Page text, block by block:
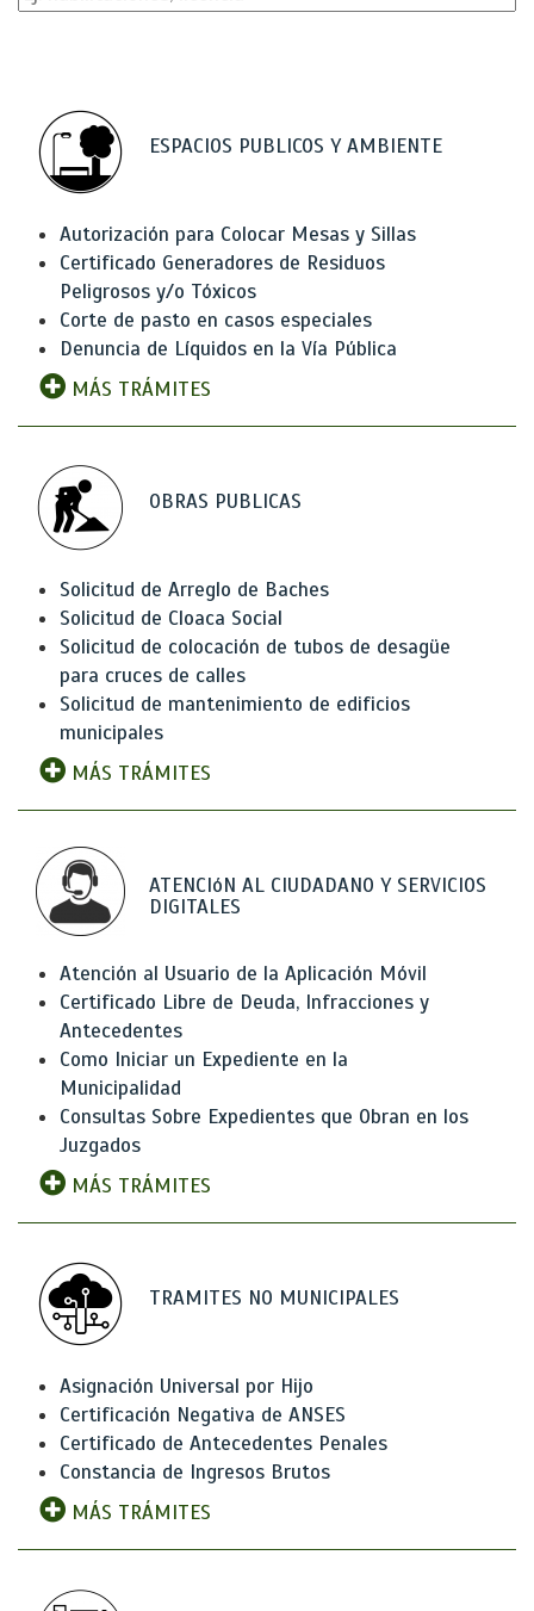
ESPACIOS PUBLICOS Y AMBIENTE
Autorización para Colocar Mesas y Sillas
Certificado Generadores de Residuos
Peligrosos y/o Tóxicos
Corte de pasto en casos especiales
Denuncia de Líquidos en la Vía Pública
MÁS TRÁMITES
OBRAS PUBLICAS
Solicitud de Arreglo de Baches
Solicitud de Cloaca Social
Solicitud de colocación de tubos de desagüe
para cruces de calles
Solicitud de mantenimiento de edificios
municipales
MÁS TRÁMITES
ATENCIóN AL CIUDADANO Y SERVICIOS
DIGITALES
Atención al Usuario de la Aplicación Móvil
Certificado Libre de Deuda, Infracciones y
Antecedentes
Como Iniciar un Expediente en la
Municipalidad
Consultas Sobre Expedientes que Obran en los
Juzgados
MÁS TRÁMITES
TRAMITES NO MUNICIPALES
Asignación Universal por Hijo
Certificación Negativa de ANSES
Certificado de Antecedentes Penales
Constancia de Ingresos Brutos
MÁS TRÁMITES